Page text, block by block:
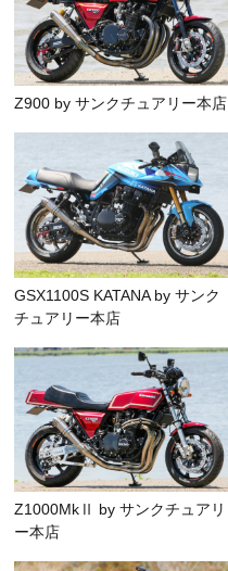
Z900 by サンクチュアリー本店
GSX1100S KATANA by サンク
チュアリー本店
Z1000MkⅡ by サンクチュアリ
ー本店